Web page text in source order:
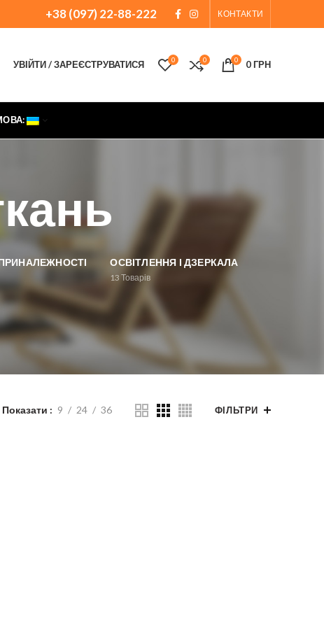
+38 (097) 22-88-222 КОНТАКТИ
УВІЙТИ / ЗАРЕЄСТРУВАТИСЯ 0 0 0 0ГРН
ОСВІТЛЕННЯ І ДЗЕРКАЛА
13 Товарів
Показати 9 24 36 ФІЛЬТРИ